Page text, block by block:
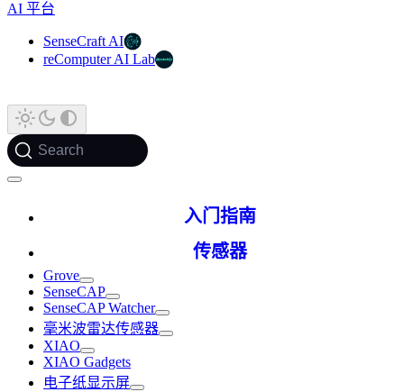
AI 平台
SenseCraft AI
reComputer AI Lab
Search
入门指南
传感器
Grove
SenseCAP
SenseCAP Watcher
毫米波雷达传感器
XIAO
XIAO Gadgets
电子纸显示屏